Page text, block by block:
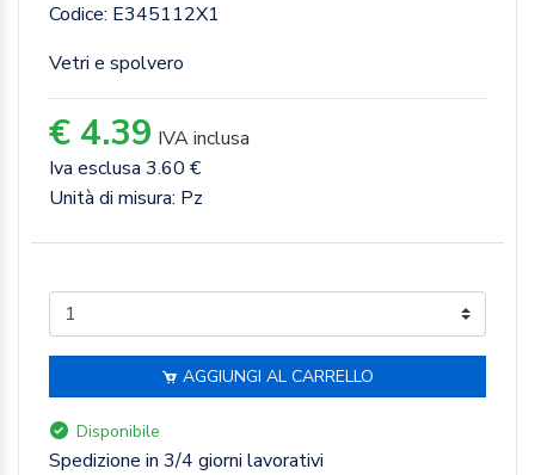
Codice: E345112X1
Vetri e spolvero
€ 4.39 IVA inclusa
Iva esclusa 3.60 €
Unità di misura: Pz
AGGIUNGI AL CARRELLO
Disponibile
Spedizione in 3/4 giorni lavorativi